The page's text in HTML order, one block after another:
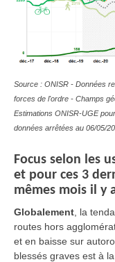
Source : ONISR - Données
forces de l'ordre - Champs
Estimations ONISR-UGE
données arrêtées au 06/05/
Focus selon les
et pour ces 3
mêmes mois il y
Globalement , la
routes hors
et en baisse sur
blessés graves est à